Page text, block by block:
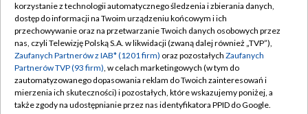
TVP
Abonament TVP
Emisja w TVP
Centrum informacji TVP
Naziemna Telewizja Cyfrowa
Regulamin TVP
Polityka prywatności
Moje zgody
Pomoc
korzystanie z technologii automatycznego śledzenia i zbierania danych,
dostęp do informacji na Twoim urządzeniu końcowym i ich
przechowywanie oraz na przetwarzanie Twoich danych osobowych przez
nas, czyli Telewizję Polską S.A. w likwidacji (zwaną dalej również „TVP”),
Zaufanych Partnerów z IAB* (1201 firm) oraz pozostałych Zaufanych
Partnerów TVP (93 firm), w celach marketingowych (w tym do
zautomatyzowanego dopasowania reklam do Twoich zainteresowań i
mierzenia ich skuteczności) i pozostałych, które wskazujemy poniżej, a
także zgody na udostępnianie przez nas identyfikatora PPID do Google.